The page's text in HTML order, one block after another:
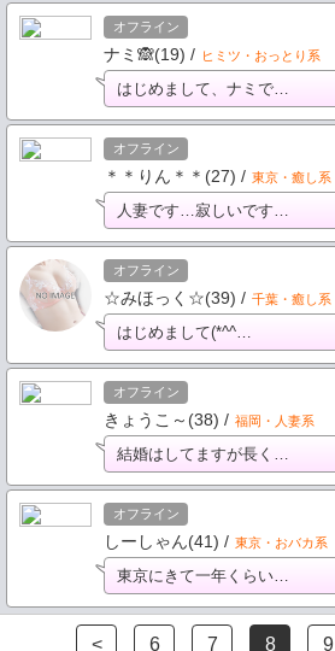
オフライン
ナミ🙈(19) / ヒミツ・おっとり系
はじめまして、ナミで…
オフライン
＊＊りん＊＊(27) / 東京・癒し系
人妻です…寂しいです…
オフライン
☆みほっく☆(39) / 千葉・癒し系
はじめまして(*^^…
オフライン
きょうこ～(38) / 福岡・人妻系
結婚はしてますが長く…
オフライン
しーしゃん(41) / 東京・おバカ系
東京にきて一年くらい…
< 6 7 8 9